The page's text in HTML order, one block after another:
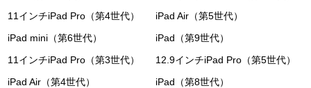
11インチiPad Pro（第4世代）
iPad Air（第5世代）
iPad mini（第6世代）
iPad（第9世代）
11インチiPad Pro（第3世代）
12.9インチiPad Pro（第5世代）
iPad Air（第4世代）
iPad（第8世代）